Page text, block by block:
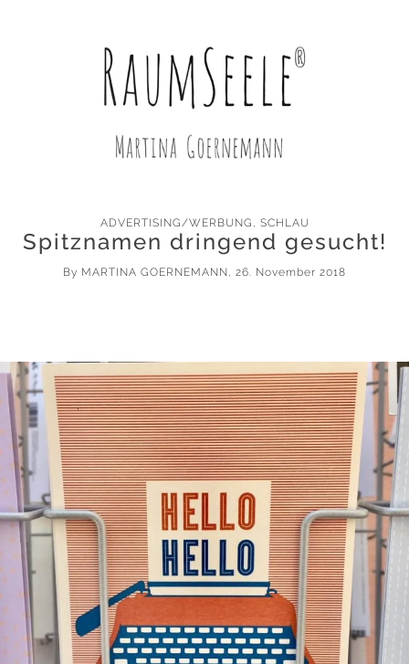
ADVERTISING/WERBUNG , SCHLAU
Spitznamen dringend gesucht!
By MARTINA GOERNEMANN , 26. November 2018